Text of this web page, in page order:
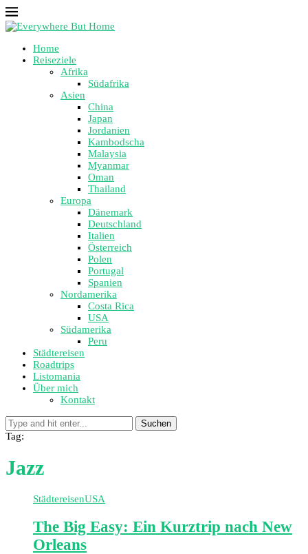
Home
Reiseziele
Afrika
Südafrika
Asien
China
Japan
Jordanien
Kambodscha
Malaysia
Myanmar
Oman
Thailand
Europa
Dänemark
Deutschland
Italien
Österreich
Polen
Portugal
Spanien
Nordamerika
Costa Rica
USA
Südamerika
Peru
Städtereisen
Roadtrips
Listomania
Über mich
Kontakt
Suchen
Tag:
Jazz
StädtereisenUSA
The Big Easy: Ein Kurztrip nach New
Orleans